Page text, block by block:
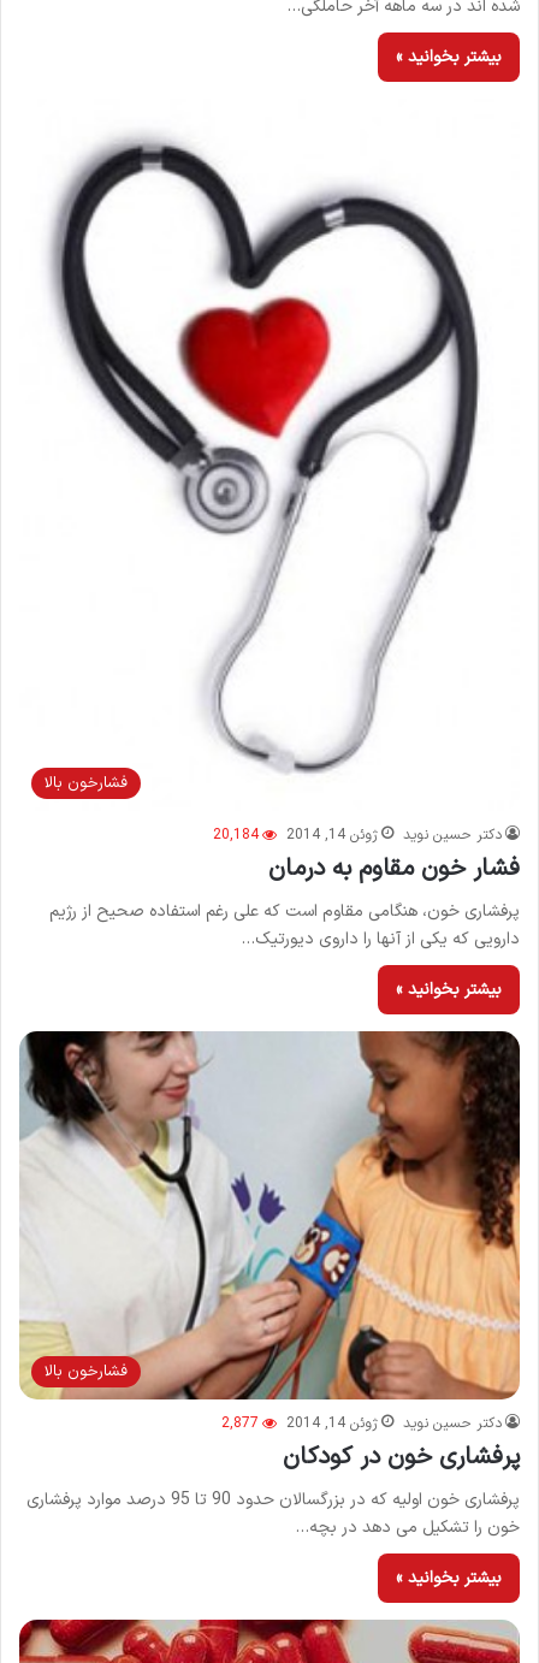
شده اند در سه ماهه آخر حاملگی…
بیشتر بخوانید »
فشارخون بالا
دکتر حسین نوید ژوئن 14, 2014 20,184
فشار خون مقاوم به درمان
پرفشاری خون، هنگامی مقاوم است که علی رغم استفاده صحیح از رژیم
دارویی که یکی از آنها را داروی دیورتیک…
بیشتر بخوانید »
فشارخون بالا
دکتر حسین نوید ژوئن 14, 2014 2,877
پرفشاری خون در کودکان
پرفشاری خون اولیه که در بزرگسالان حدود 90 تا 95 درصد موارد پرفشاری
خون را تشکیل می دهد در بچه…
بیشتر بخوانید »